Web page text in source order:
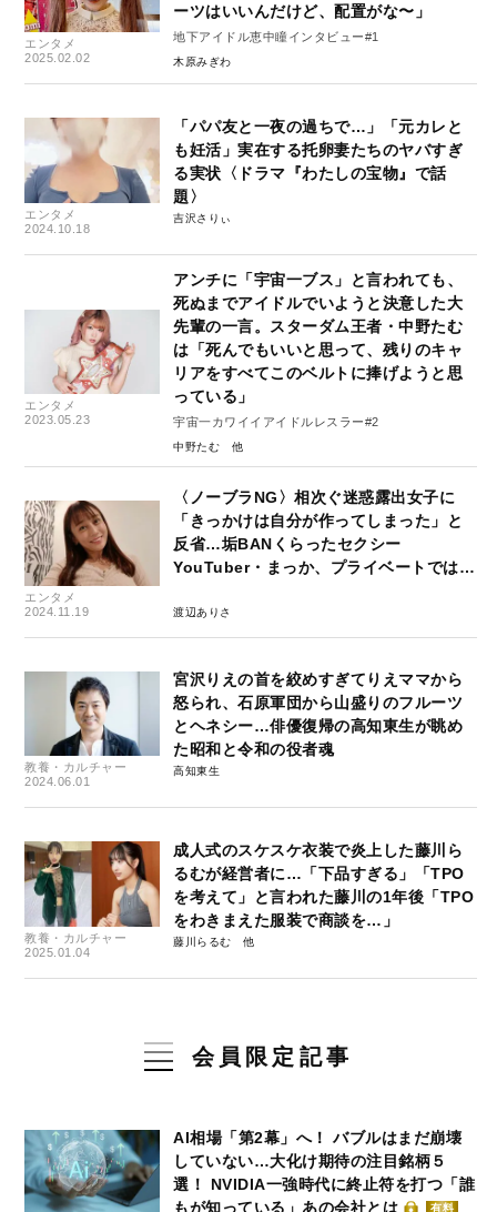
エンタメ
2025.02.02
ーツはいいんだけど、配置がな〜」
地下アイドル恵中瞳インタビュー#1
木原みぎわ
エンタメ
2024.10.18
「パパ友と一夜の過ちで…」「元カレと
も妊活」実在する托卵妻たちのヤバすぎ
る実状〈ドラマ『わたしの宝物』で話
題〉
吉沢さりぃ
エンタメ
2023.05.23
アンチに「宇宙一ブス」と言われても、
死ぬまでアイドルでいようと決意した大
先輩の一言。スターダム王者・中野たむ
は「死んでもいいと思って、残りのキャ
リアをすべてこのベルトに捧げようと思
っている」
宇宙一カワイイアイドルレスラー#2
中野たむ
エンタメ
2024.11.19
〈ノーブラNG〉相次ぐ迷惑露出女子に
「きっかけは自分が作ってしまった」と
反省…垢BANくらったセクシー
YouTuber・まっか、プライベートでは…
渡辺ありさ
教養・カルチャー
2024.06.01
宮沢りえの首を絞めすぎてりえママから
怒られ、石原軍団から山盛りのフルーツ
とヘネシー…俳優復帰の高知東生が眺め
た昭和と令和の役者魂
高知東生
教養・カルチャー
2025.01.04
成人式のスケスケ衣装で炎上した藤川ら
るむが経営者に…「下品すぎる」「TPO
を考えて」と言われた藤川の1年後「TPO
をわきまえた服装で商談を…」
藤川らるむ
会員限定記事
AI相場「第2幕」へ！ バブルはまだ崩壊
していない…大化け期待の注目銘柄５
選！ NVIDIA一強時代に終止符を打つ「誰
もが知っている」あの会社とは
有料